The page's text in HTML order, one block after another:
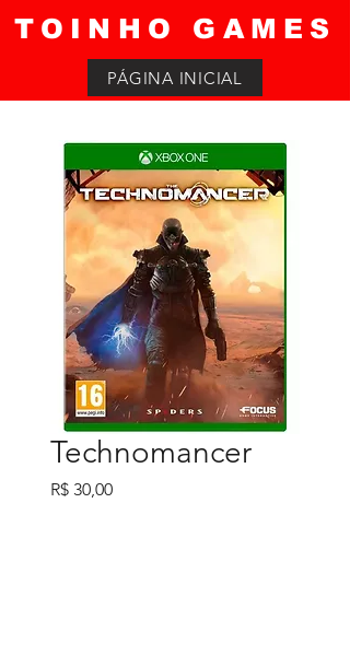
TOINHO GAMES
PÁGINA INICIAL
Technomancer
R$ 30,00Preço